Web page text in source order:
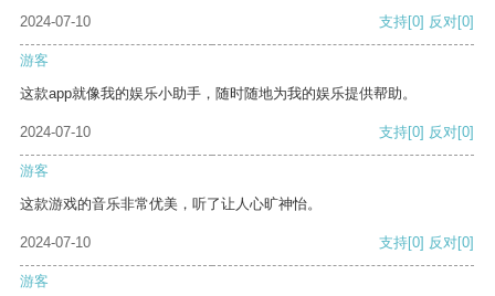
2024-07-10 支持[0] 反对[0]
游客
这款app就像我的娱乐小助手，随时随地为我的娱乐提供帮助。
2024-07-10 支持[0] 反对[0]
游客
这款游戏的音乐非常优美，听了让人心旷神怡。
2024-07-10 支持[0] 反对[0]
游客